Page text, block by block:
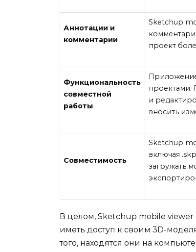
Аннотации и
комментарии
Sketchup
проект
Функциональность
совместной
работы
проектами.
и
вносить
Совместимость
Sketchup
включая
загружать
В целом, Sketchup mobile viewer
иметь доступ к своим 3D-
того, находятся они на